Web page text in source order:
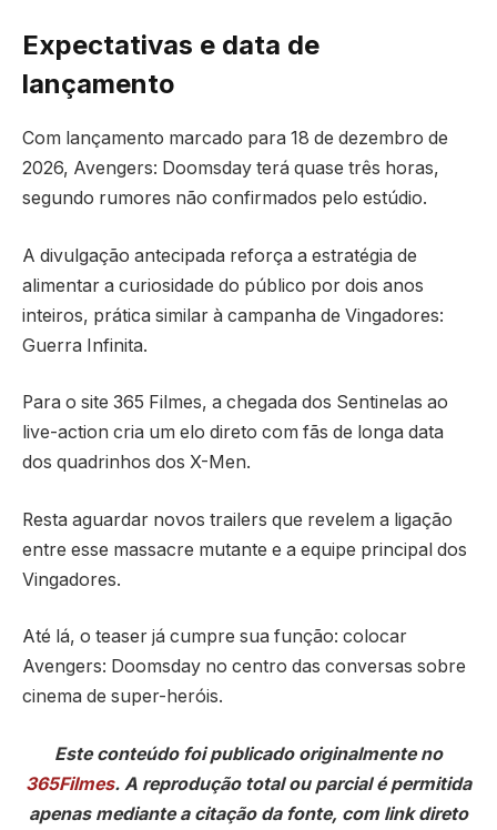
Expectativas e data de
lançamento
Com lançamento marcado para 18 de dezembro de
2026, Avengers: Doomsday terá quase três horas,
segundo rumores não confirmados pelo estúdio.
A divulgação antecipada reforça a estratégia de
alimentar a curiosidade do público por dois anos
inteiros, prática similar à campanha de Vingadores:
Guerra Infinita.
Para o site 365 Filmes, a chegada dos Sentinelas ao
live-action cria um elo direto com fãs de longa data
dos quadrinhos dos X-Men.
Resta aguardar novos trailers que revelem a ligação
entre esse massacre mutante e a equipe principal dos
Vingadores.
Até lá, o teaser já cumpre sua função: colocar
Avengers: Doomsday no centro das conversas sobre
cinema de super-heróis.
Este conteúdo foi publicado originalmente no
365Filmes. A reprodução total ou parcial é permitida
apenas mediante a citação da fonte, com link direto